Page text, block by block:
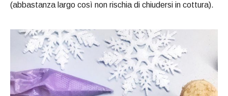
(abbastanza largo così non rischia di chiudersi in cottura).